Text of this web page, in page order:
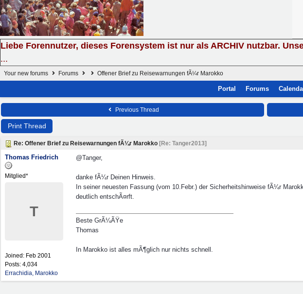
Liebe Forennutzer, dieses Forensystem ist nur als ARCHIV nutzbar.
...
Your new forums Forums Offener Brief zu Reisewarnungen fÃ¼r Marokko
Portal Forums
Previous Thread
Print Thread
Re: Offener Brief zu Reisewarnungen fÃ¼r Marokko [Re: Tanger2013]
Thomas Friedrich
Mitglied*
T
Joined: Feb 2001
Posts: 4,034
Errachidia, Marokko
@Tanger,
danke fÃ¼r Deinen Hinweis.
In seiner neuesten Fassung (vom 10.Febr.) der Sicherheitshinweise fÃ¼r
deutlich entschÃ¤rft.
Beste GrÃ¼ÃŸe
Thomas
In Marokko ist alles mÃ¶glich nur nichts schnell.